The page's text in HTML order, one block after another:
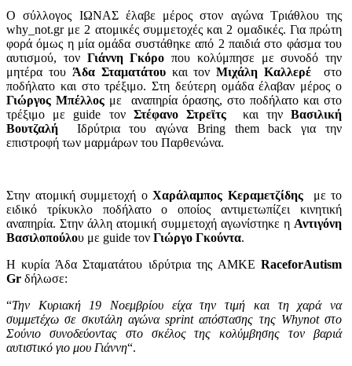
Ο σύλλογος ΙΩΝΑΣ έλαβε μέρος στον αγώνα Τριάθλου της
why_not.gr με 2 ατομικές συμμετοχές και 2 ομαδικές. Για πρώτη
φορά όμως η μία ομάδα συστάθηκε από 2 παιδιά στο φάσμα του
αυτισμού, τον Γιάννη Γκόρο που κολύμπησε με συνοδό την
μητέρα του Άδα Σταματάτουκαι τονΜιχάλη Καλλερέ
στο
ποδήλατο και στο τρέξιμο. Στη δεύτερη ομάδα έλαβαν μέρος ο
Γιώργος Μπέλλος με αναπηρία όρασης, στο ποδήλατο και στο
τρέξιμο με guide τον Στέφανο Στρεϊτς και τηνΒασιλική
Βουτζαλή
Ιδρύτρια του αγώνα Bring them back για την
επιστροφή των μαρμάρων του Παρθενώνα.
Στην ατομική συμμετοχή ο Χαράλαμπος Κεραμετζίδηςμε το
ειδικό τρίκυκλο ποδήλατο ο οποίος αντιμετωπίζει κινητική
αναπηρία. Στην άλλη ατομική συμμετοχή αγωνίστηκε η Αντιγόνη
Βασιλοπούλου με guide τον Γιώργο Γκούντα.
Η κυρία Άδα Σταματάτου ιδρύτρια της AMKERaceforAutism
Gr δήλωσε:
“Την Κυριακή 19 Νοεμβρίου είχα την τιμή και τη χαρά να
συμμετέχω σε σκυτάλη αγώνα sprint απόστασης της Whynot στο
Σούνιο συνοδεύοντας στο σκέλος της κολύμβησης τον βαριά
αυτιστικό γιο μου Γιάννη“.